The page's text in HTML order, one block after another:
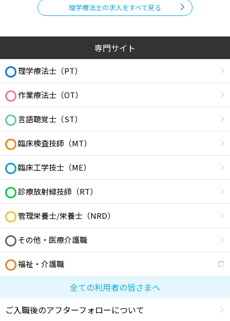
理学療法士の求人をすべて見る
専門サイト
理学療法士（PT）
作業療法士（OT）
言語聴覚士（ST）
臨床検査技師（MT）
臨床工学技士（ME）
診療放射線技師（RT）
管理栄養士/栄養士（NRD）
その他・医療介護職
福祉・介護職
全ての利用者の皆さまへ
ご入職後のアフターフォローについて